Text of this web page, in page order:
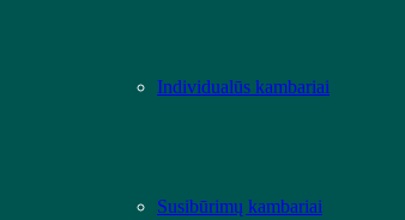
Individualūs kambariai
Susibūrimų kambariai